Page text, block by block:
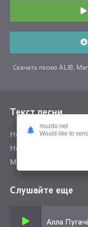
Скачать песню ALIB,
Текст песни
Небо не рисует
Не просто так мы не
Между нами лишь
Слушайте еще
Алла
muzdo.net
Would like to